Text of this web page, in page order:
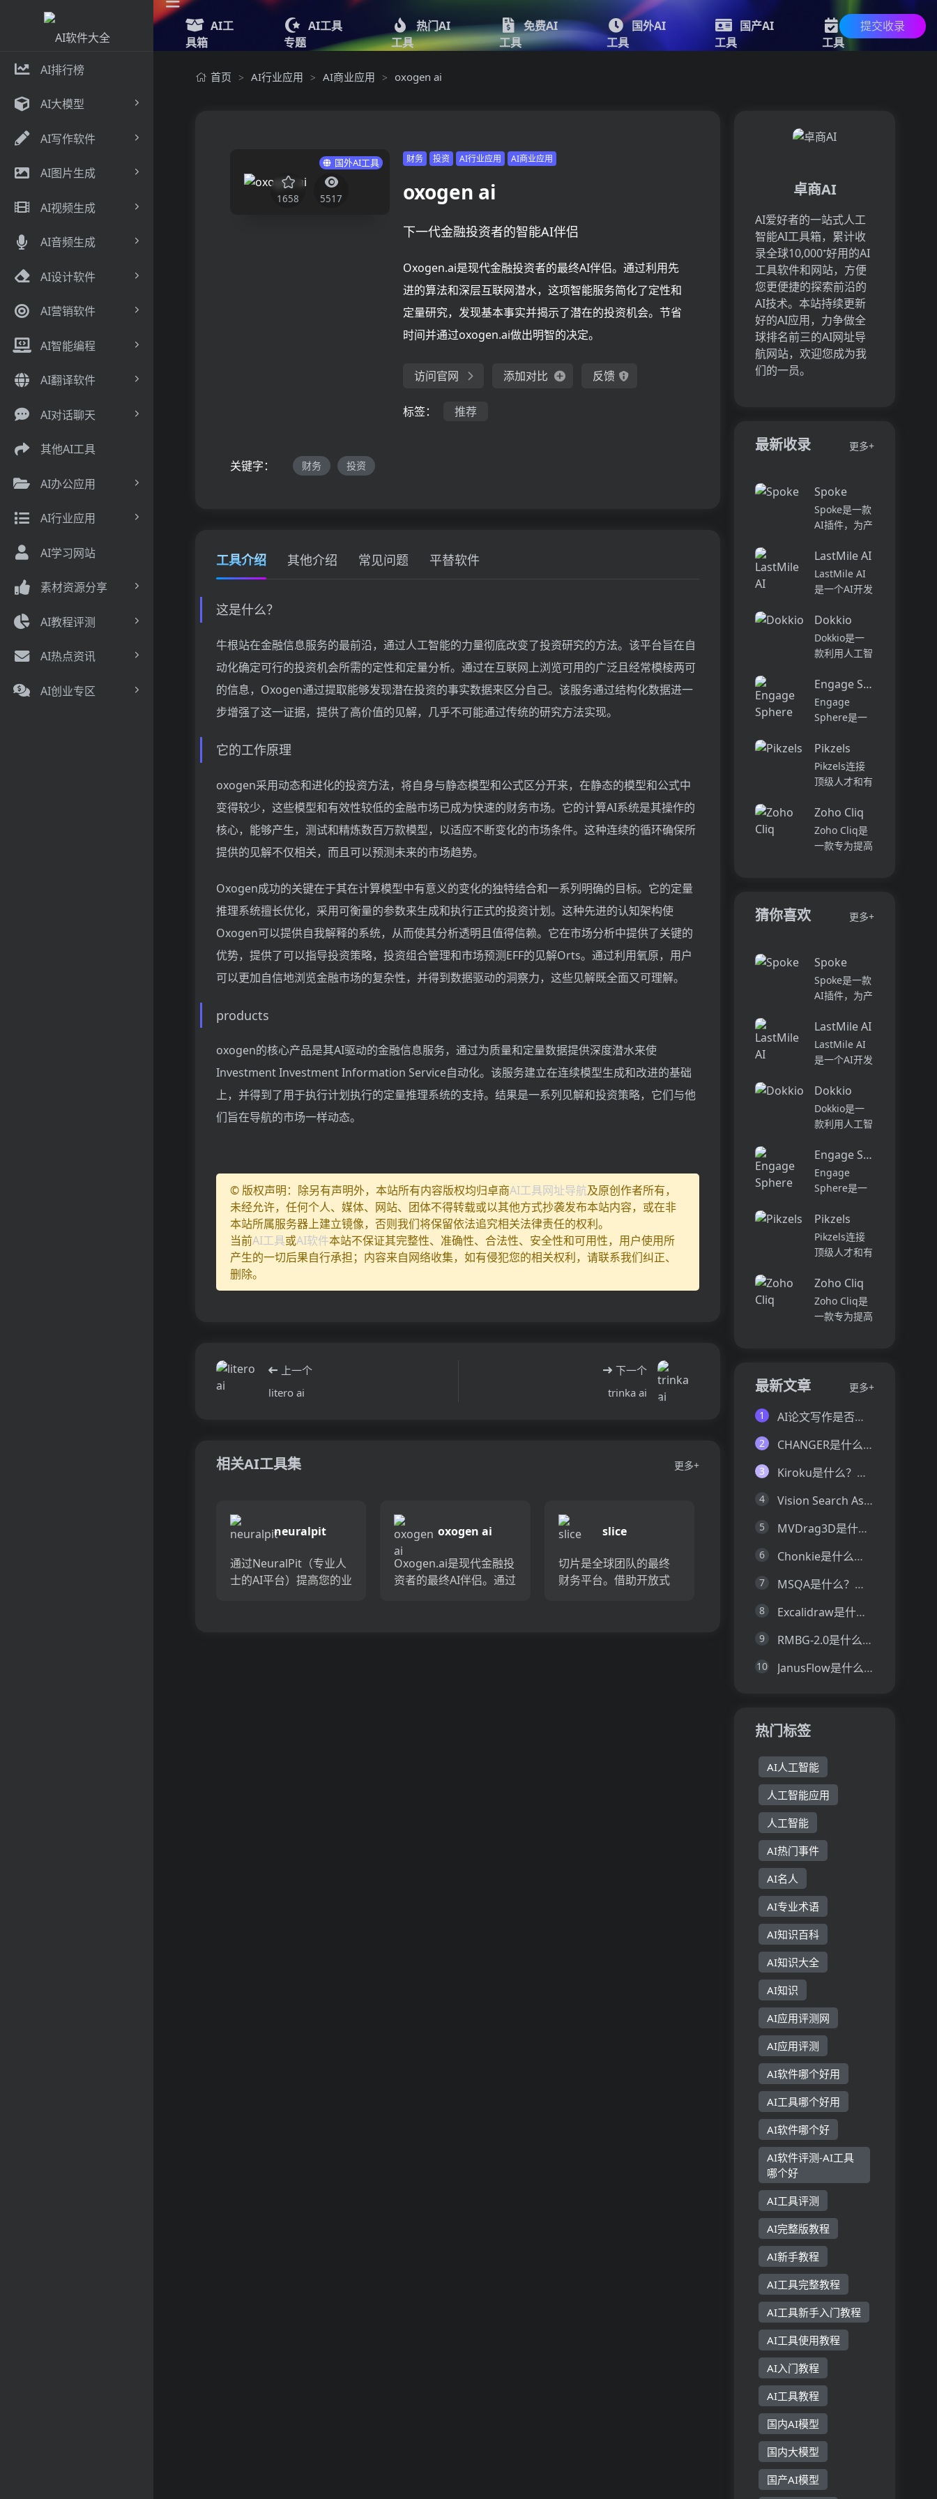
AI排行榜
AI大模型
AI写作软件
AI图片生成
AI视频生成
AI音频生成
AI设计软件
AI营销软件
AI智能编程
AI翻译软件
AI对话聊天
其他AI工具
AI办公应用
AI行业应用
AI学习网站
素材资源分享
AI教程评测
AI热点资讯
AI创业专区
AI工
具箱
AI工具
专题
热门AI
工具
免费AI
工具
国外AI
工具
国产AI
工具
新的AI
工具
提交收录
首页 > AI行业应用 > AI商业应用 > oxogen ai
国外AI工具
1658 5517
财务 投资 AI行业应用 AI商业应用
oxogen ai
下一代金融投资者的智能AI伴侣
Oxogen.ai是现代金融投资者的最终AI伴侣。通过利用先
进的算法和深层互联网潜水，这项智能服务简化了定性和
定量研究，发现基本事实并揭示了潜在的投资机会。节省
时间并通过oxogen.ai做出明智的决定。
访问官网 添加对比 反馈
标签： 推荐
关键字： 财务 投资
工具介绍 其他介绍 常见问题 平替软件
这是什么？
牛根站在金融信息服务的最前沿，通过人工智能的力量彻底改变了投资研究的方法。该平台旨在自
动化确定可行的投资机会所需的定性和定量分析。通过在互联网上浏览可用的广泛且经常模棱两可
的信息，Oxogen通过提取能够发现潜在投资的事实数据来区分自己。该服务通过结构化数据进一
步增强了这一证据，提供了高价值的见解，几乎不可能通过传统的研究方法实现。
它的工作原理
oxogen采用动态和进化的投资方法，将自身与静态模型和公式区分开来，在静态的模型和公式中
变得较少，这些模型和有效性较低的金融市场已成为快速的财务市场。它的计算AI系统是其操作的
核心，能够产生，测试和精炼数百万款模型，以适应不断变化的市场条件。这种连续的循环确保所
提供的见解不仅相关，而且可以预测未来的市场趋势。
Oxogen成功的关键在于其在计算模型中有意义的变化的独特结合和一系列明确的目标。它的定量
推理系统擅长优化，采用可衡量的参数来生成和执行正式的投资计划。这种先进的认知架构使
Oxogen可以提供自我解释的系统，从而使其分析透明且值得信赖。它在市场分析中提供了关键的
优势，提供了可以指导投资策略，投资组合管理和市场预测EFF的见解Orts。通过利用氧原，用户
可以更加自信地浏览金融市场的复杂性，并得到数据驱动的洞察力，这些见解既全面又可理解。
products
oxogen的核心产品是其AI驱动的金融信息服务，通过为质量和定量数据提供深度潜水来使
Investment Investment Information Service自动化。该服务建立在连续模型生成和改进的基础
上，并得到了用于执行计划执行的定量推理系统的支持。结果是一系列见解和投资策略，它们与他
们旨在导航的市场一样动态。
© 版权声明：除另有声明外，本站所有内容版权均归卓商AI工具网址导航及原创作者所有，
未经允许，任何个人、媒体、网站、团体不得转载或以其他方式抄袭发布本站内容，或在非
本站所属服务器上建立镜像，否则我们将保留依法追究相关法律责任的权利。
当前AI工具或AI软件本站不保证其完整性、准确性、合法性、安全性和可用性，用户使用所
产生的一切后果自行承担；内容来自网络收集，如有侵犯您的相关权利，请联系我们纠正、
删除。
上一个
litero ai
下一个
trinka ai
相关AI工具集 更多+
neuralpit
通过NeuralPit（专业人
士的AI平台）提高您的业
oxogen ai
Oxogen.ai是现代金融投
资者的最终AI伴侣。通过
slice
切片是全球团队的最终
财务平台。借助开放式
卓商AI
AI爱好者的一站式人工
智能AI工具箱，累计收
录全球10,000⁺好用的AI
工具软件和网站，方便
您更便捷的探索前沿的
AI技术。本站持续更新
好的AI应用，力争做全
球排名前三的AI网址导
航网站，欢迎您成为我
们的一员。
最新收录 更多+
Spoke
Spoke是一款
AI插件，为产
大的、注重隐
私的AI功能，
能够在几秒钟
上下文信息。
它可以帮助全
球快速增长的
团队节省时
间，创造上
下...
LastMile AI
LastMile AI
是一个AI开发
程师而设计，
可以用于原型
开发和生成式
产。它提供了
一站式的多模
态AI模型访
问，包括语言
模型（...
Dokkio
Dokkio是一
款利用人工智
文件协作的工
具。它能帮助
用户管理多个
档和文件、整
理研究材料、
组织内容库，
并将所有文件
和内容集中在
Engage Sphere AI
Engage
Sphere是一
工参与度分析
平台。它可以
深入分析公司
队和岗位的参
与度,帮助管
理者明确团队
互动症结所
Pikzels
Pikzels连接
顶级人才和有
我们促进协
作，释放创意
卓越。加入我
量，释放你的
Zoho Cliq
Zoho Cliq是
一款专为提高
团队成员、对
方,实现无缝
连接。主要功
能包括:组
猜你喜欢 更多+
Spoke
Spoke是一款
AI插件，为产
大的、注重隐
私的AI功能，
能够在几秒钟
上下文信息。
它可以帮助全
球快速增长的
团队节省时
间，创造上
下...
LastMile AI
LastMile AI
是一个AI开发
程师而设计，
可以用于原型
开发和生成式
产。它提供了
一站式的多模
态AI模型访
问，包括语言
模型（...
Dokkio
Dokkio是一
款利用人工智
文件协作的工
具。它能帮助
用户管理多个
档和文件、整
理研究材料、
组织内容库，
并将所有文件
和内容集中在
Engage Sphere AI
Engage
Sphere是一
工参与度分析
平台。它可以
深入分析公司
队和岗位的参
与度,帮助管
理者明确团队
互动症结所
Pikzels
Pikzels连接
顶级人才和有
我们促进协
作，释放创意
卓越。加入我
量，释放你的
Pi...
Zoho Cliq
Zoho Cliq是
一款专为提高
团队成员、对
话和工作流集
中在一个地
方,实现无缝
连接。主要功
能包括:组
最新文章 更多+
1 AI论文写作是否靠谱？这6款论文AI写作神器真的可以让你效率翻倍
2 CHANGER是什么？一文让你看懂CHANGER的技术原理、主要功能、应用场景
3 Kiroku是什么？一文让你看懂Kiroku的技术原理、主要功能、应用场景
4 Vision Search Assistant是什么？一文让你看懂Vision Search Assistant的技术原理、主要功能、应用场景
5 MVDrag3D是什么？一文让你看懂MVDrag3D的技术原理、主要功能、应用场景
6 Chonkie是什么？一文让你看懂Chonkie的技术原理、主要功能、应用场景
7 MSQA是什么？一文让你看懂MSQA的技术原理、主要功能、应用场景
8 Excalidraw是什么？一文让你看懂Excalidraw的技术原理、主要功能、应用场景
9 RMBG-2.0是什么？一文让你看懂RMBG-2.0的技术原理、主要功能、应用场景
10 JanusFlow是什么？一文让你看懂JanusFlow的技术原理、主要功能、应用场景
热门标签
AI人工智能
人工智能应用
人工智能
AI热门事件
AI名人
AI专业术语
AI知识百科
AI知识大全
AI知识
AI应用评测网
AI应用评测
AI软件哪个好用
AI工具哪个好用
AI软件哪个好
AI软件评测-AI工具
哪个好
AI工具评测
AI完整版教程
AI新手教程
AI工具完整教程
AI工具新手入门教程
AI工具使用教程
AI入门教程
AI工具教程
国内AI模型
国内大模型
国产AI模型